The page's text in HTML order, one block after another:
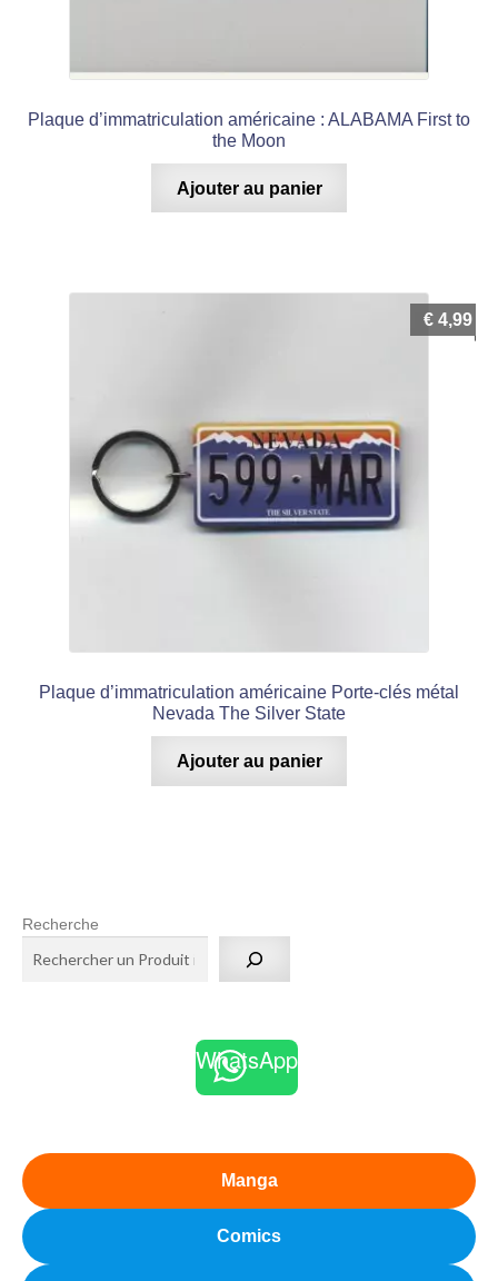
Plaque d’immatriculation américaine : ALABAMA First to
the Moon
Ajouter au panier
Plaque d’immatriculation américaine Porte-clés métal
Nevada The Silver State
€ 4,99
Ajouter au panier
Recherche
WhatsApp
Manga
Comics